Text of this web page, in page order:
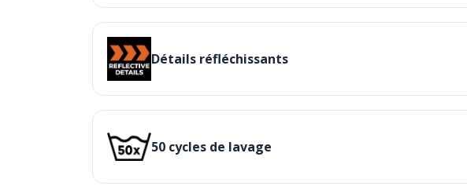
Détails réfléchissants
50 cycles de lavage